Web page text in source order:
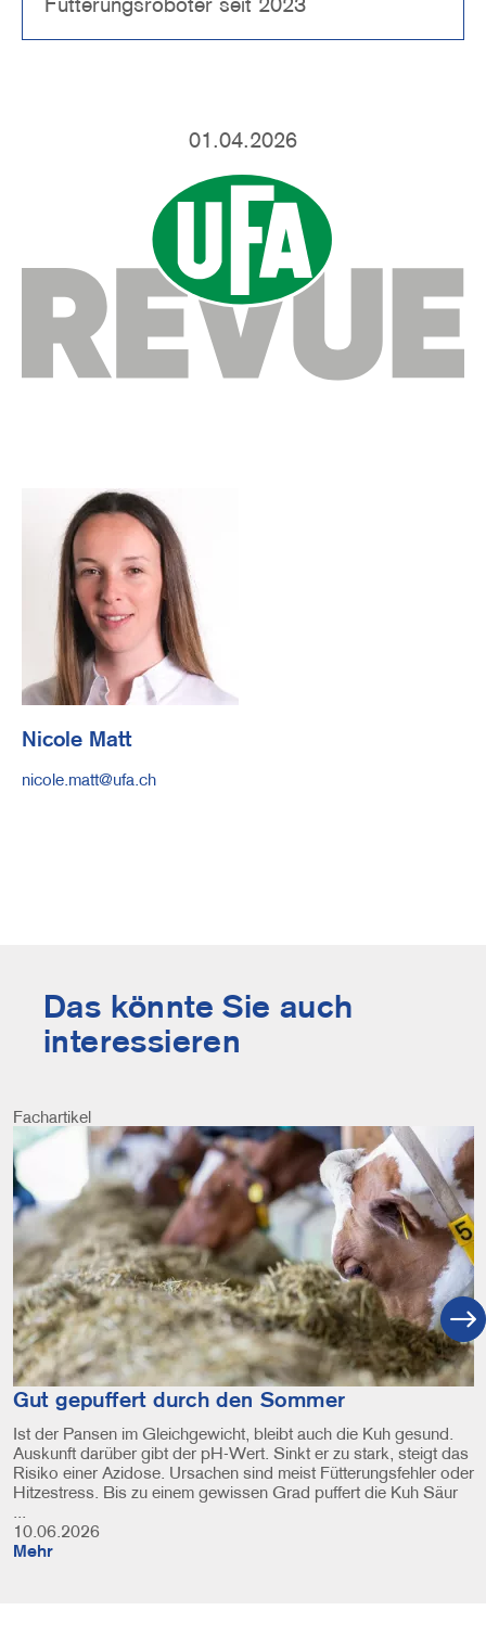
01.04.2026
Nicole Matt
E-
nicole.matt@ufa.ch
Das könnte Sie auch
interessieren
Fachartikel
Image
Gut gepuffert durch den Sommer
Ist der Pansen im Gleichgewicht, bleibt auch die Kuh gesund.
Auskunft darüber gibt der pH-Wert. Sinkt er zu stark, steigt das
Risiko einer Azidose. Ursachen sind meist Fütterungsfehler oder
Hitzestress. Bis zu einem gewissen Grad puffert die Kuh Säur
10.06.2026
Mehr